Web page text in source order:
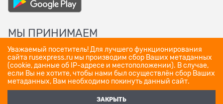
МЫ ПРИНИМАЕМ
Уважаемый посетитель! Для лучшего функционирования
сайта rusexpress.ru мы производим сбор Ваших метаданных
(cookie, данные об IP-адресе и местоположении). В случае,
если Вы не хотите, чтобы нами был осуществлён сбор Ваших
метаданных, Вам необходимо покинуть данный сайт.
ЗАКРЫТЬ